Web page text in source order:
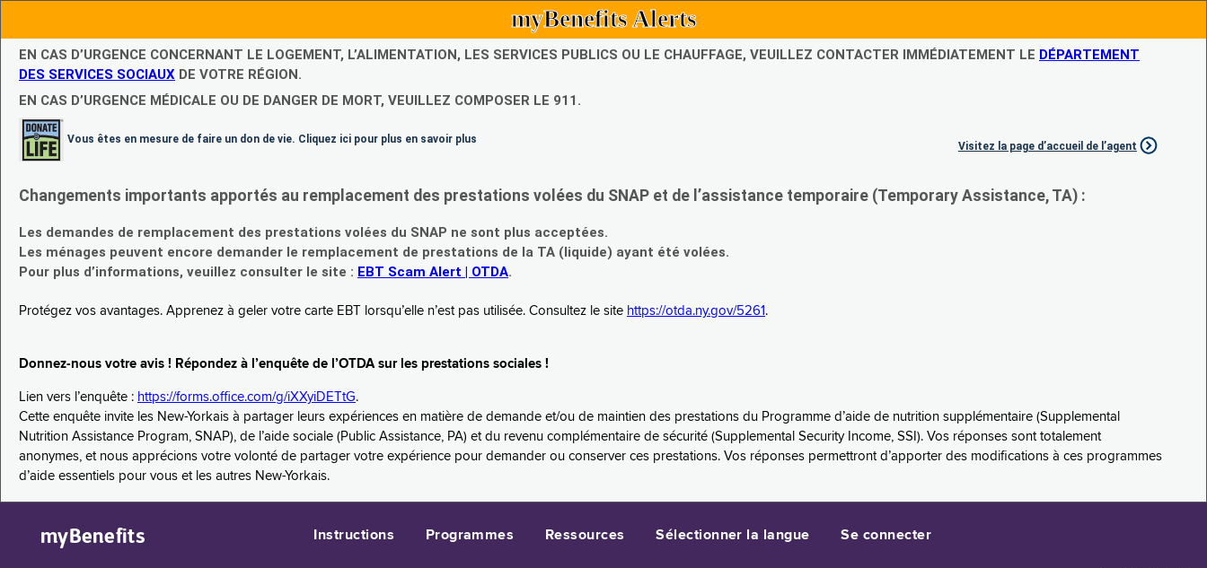
myBenefits Alerts
EN CAS D’URGENCE CONCERNANT LE LOGEMENT, L’ALIMENTATION, LES SERVICES PUBLICS OU LE CHAUFFAGE, VEUILLEZ CONTACTER IMMÉDIATEMENT LE DÉPARTEMENT
DES SERVICES SOCIAUX DE VOTRE RÉGION.
EN CAS D’URGENCE MÉDICALE OU DE DANGER DE MORT, VEUILLEZ COMPOSER LE 911.
Vous êtes en mesure de faire un don de vie. Cliquez ici pour plus en savoir plus
Visitez la page d’accueil de l’agent
Changements importants apportés au remplacement des prestations volées du SNAP et de l’assistance temporaire (Temporary Assistance, TA) :
Les demandes de remplacement des prestations volées du SNAP ne sont plus acceptées.
Les ménages peuvent encore demander le remplacement de prestations de la TA (liquide) ayant été volées.
Pour plus d’informations, veuillez consulter le site : EBT Scam Alert | OTDA.
Protégez vos avantages. Apprenez à geler votre carte EBT lorsqu’elle n’est pas utilisée. Consultez le site https://otda.ny.gov/5261 .
Donnez-nous votre avis ! Répondez à l’enquête de l’OTDA sur les prestations sociales !
Lien vers l’enquête : https://forms.office.com/g/iXXyiDETtG.
Cette enquête invite les New-Yorkais à partager leurs expériences en matière de demande et/ou de maintien des prestations du Programme d’aide de nutrition supplémentaire (Supplemental
Nutrition Assistance Program, SNAP), de l’aide sociale (Public Assistance, PA) et du revenu complémentaire de sécurité (Supplemental Security Income, SSI). Vos réponses sont totalement
anonymes, et nous apprécions votre volonté de partager votre expérience pour demander ou conserver ces prestations. Vos réponses permettront d’apporter des modifications à ces programmes
d’aide essentiels pour vous et les autres New-Yorkais.
myBenefits Instructions Programmes Ressources Sélectionner la langue Se connecter